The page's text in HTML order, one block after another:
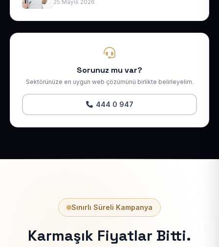
25 Mayıs 2026
Sorunuz mu var?
Sektörünüze en uygun web çözümünü birlikte belirleyelim.
444 0 947
Sınırlı Süreli Kampanya
Karmaşık Fiyatlar Bitti.